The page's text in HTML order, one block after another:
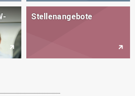
Stellenangebote